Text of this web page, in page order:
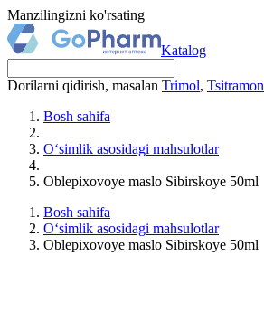
Manzilingizni ko'rsating
Katalog
Dorilarni qidirish, masalan Trimol, Tsitramon
Bosh sahifa
O‘simlik asosidagi mahsulotlar
Oblepixovoye maslo Sibirskoye 50ml
Bosh sahifa
O‘simlik asosidagi mahsulotlar
Oblepixovoye maslo Sibirskoye 50ml